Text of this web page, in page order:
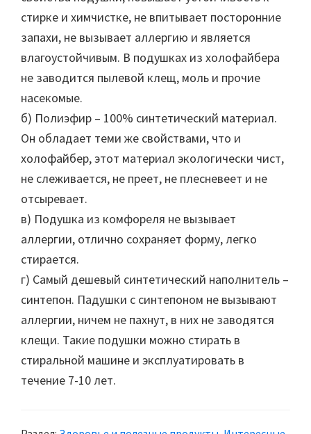
стирке и химчистке, не впитывает посторонние
запахи, не вызывает аллергию и является
влагоустойчивым. В подушках из холофайбера
не заводится пылевой клещ, моль и прочие
насекомые.
б) Полиэфир – 100% синтетический материал.
Он обладает теми же свойствами, что и
холофайбер, этот материал экологически чист,
не слеживается, не преет, не плесневеет и не
отсыревает.
в) Подушка из комфореля не вызывает
аллергии, отлично сохраняет форму, легко
стирается.
г) Самый дешевый синтетический наполнитель –
синтепон. Падушки с синтепоном не вызывают
аллергии, ничем не пахнут, в них не заводятся
клещи. Такие подушки можно стирать в
стиральной машине и эксплуатировать в
течение 7-10 лет.